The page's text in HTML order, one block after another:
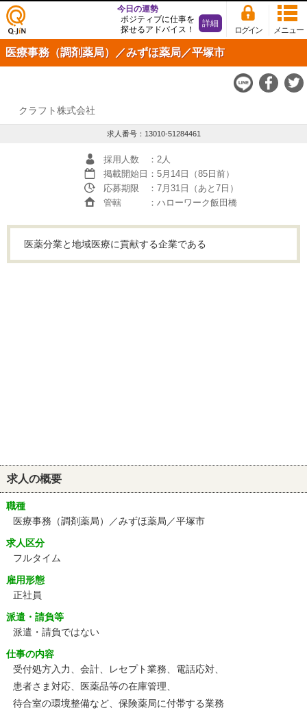
仕事
探し
の求
Q-JiN
メニュー
ログイン
今日の運勢
ポジティブに仕事を
探せるアドバイス！
詳細
医療事務（調剤薬局）／みずほ薬局／平塚市
クラフト株式会社
求人番号：13010-51284461
採用人数
：2人
掲載開始日 ：5月14日（85日前）
応募期限
：7月31日（あと7日）
管轄
：ハローワーク飯田橋
医薬分業と地域医療に貢献する企業である
求人の概要
職種
医療事務（調剤薬局）／みずほ薬局／平塚市
求人区分
フルタイム
雇用形態
正社員
派遣・請負等
派遣・請負ではない
仕事の内容
受付処方入力、会計、レセプト業務、電話応対、
患者さま対応、医薬品等の在庫管理、
待合室の環境整備など、保険薬局に付帯する業務